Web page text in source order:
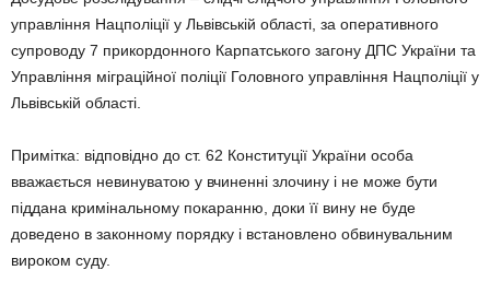
управління Нацполіції у Львівській області, за оперативного
супроводу 7 прикордонного Карпатського загону ДПС України та
Управління міграційної поліції Головного управління Нацполіції у
Львівській області.
Примітка: відповідно до ст. 62 Конституції України особа
вважається невинуватою у вчиненні злочину і не може бути
піддана кримінальному покаранню, доки її вину не буде
доведено в законному порядку і встановлено обвинувальним
вироком суду.